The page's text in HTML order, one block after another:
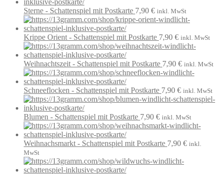
Sterne - Schattenspiel mit Postkarte 7,90 € inkl. MwSt
Krippe Orient - Schattenspiel mit Postkarte 7,90 € inkl. MwSt
Weihnachtszeit - Schattenspiel mit Postkarte 7,90 € inkl. MwSt
Schneeflocken - Schattenspiel mit Postkarte 7,90 € inkl. MwSt
Blumen - Schattenspiel mit Postkarte 7,90 € inkl. MwSt
Weihnachsmarkt - Schattenspiel mit Postkarte 7,90 € inkl.
MwSt